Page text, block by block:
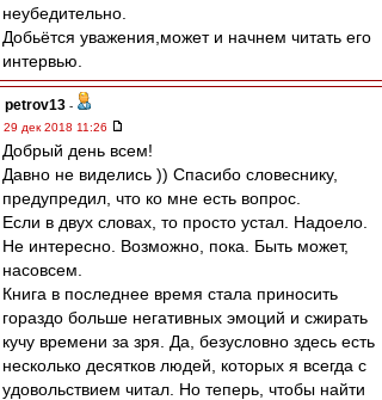
неубедительно.
Добьётся уважения,может и начнем читать его
интервью.
petrov13 -
29 дек 2018 11:26
Добрый день всем!
Давно не виделись )) Спасибо словеснику,
предупредил, что ко мне есть вопрос.
Если в двух словах, то просто устал. Надоело.
Не интересно. Возможно, пока. Быть может,
насовсем.
Книга в последнее время стала приносить
гораздо больше негативных эмоций и сжирать
кучу времени за зря. Да, безусловно здесь есть
несколько десятков людей, которых я всегда с
удовольствием читал. Но теперь, чтобы найти